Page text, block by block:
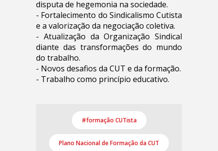
disputa de hegemonia na sociedade.
- Fortalecimento do Sindicalismo Cutista
e a valorização da negociação coletiva.
- Atualização da Organização Sindical
diante das transformações do mundo
do trabalho.
- Novos desafios da CUT e da formação.
- Trabalho como princípio educativo.
#formação CUTista
Plano Nacional de Formação da CUT